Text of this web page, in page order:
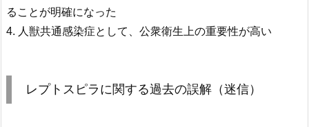
ることが明確になった
4. 人獣共通感染症として、公衆衛生上の重要性が高い
レプトスピラに関する過去の誤解（迷信）